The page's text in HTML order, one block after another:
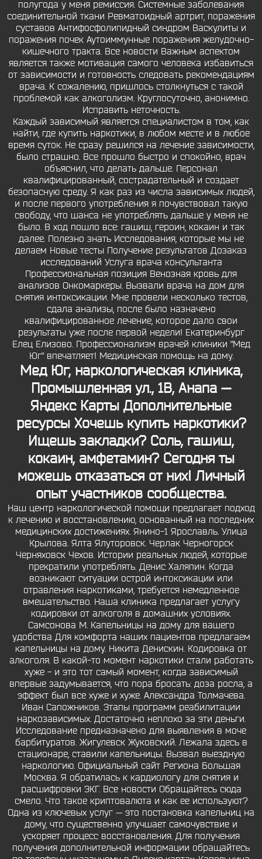
полугода у меня ремиссия. Системные заболевания
соединительной ткани Ревматоидный артрит, поражения
суставов Антифосфолипидный синдром Васкулиты и
поражения почек Аутоиммунные поражения желудочно-
кишечного тракта. Все новости Важным аспектом
является также мотивация самого человека избавиться
от зависимости и готовность следовать рекомендациям
врача. К сожалению, пришлось столкнуться с такой
проблемой как алкоголизм. Круглосуточно, анонимно.
Исправить неточность.
Каждый зависимый является специалистом в том, как
найти, где купить наркотики, в любом месте и в любое
время суток. Не сразу решился на лечение зависимости,
было страшно. Все прошло быстро и спокойно, врач
объяснил, что делать дальше. Персонал
квалифицированный, сострадательный и создает
безопасную среду. Я как раз из числа зависимых людей,
и после первого употребления я почувствовал такую
свободу, что шанса не употреблять дальше у меня не
было. В ход пошло все: гашиш, героин, кокаин и так
далее. Полезно знать Исследования, которые мы не
делаем Новые тесты Получение результатов Дозаказ
исследований Услуга врача консультанта
Профессиональная позиция Венозная кровь для
анализов Онкомаркеры. Вызвали врача на дом для
снятия интоксикации. Мне провели несколько тестов,
сдала анализы, после было назначено
квалифицированное лечение, которое дало свои
результаты уже после первой недели! Екатеринбург
Елец Елизово. Профессионализм врачей клиники "Мед
Юг" впечатляет! Медицинская помощь на дому.
Мед Юг, наркологическая клиника,
Промышленная ул., 1В, Анапа —
Яндекс Карты Дополнительные
ресурсы Хочешь купить наркотики?
Ищешь закладки? Соль, гашиш,
кокаин, амфетамин? Сегодня ты
можешь отказаться от них! Личный
опыт участников сообщества.
Наш центр наркологической помощи предлагает подход
к лечению и восстановлению, основанный на последних
медицинских достижениях. Янино-1 Ярославль. Улица
Крылова. Ялта Ялуторовск. Черлак Черногорск
Черняховск Чехов. Истории реальных людей, которые
прекратили употреблять. Денис Халяпин. Когда
возникают ситуации острой интоксикации или
отравления наркотиками, требуется немедленное
вмешательство. Наша клиника предлагает услугу
кодировки от алкоголя в домашних условиях.
Самсонова М. Капельницы на дому для вашего
удобства Для комфорта наших пациентов предлагаем
капельницы на дому. Никита Денискин. Кодировка от
алкоголя. В какой-то момент наркотики стали работать
хуже - и это тот самый момент, когда зависимый
впервые задумывается, что пора бросать: доза росла, а
эффект был все хуже и хуже. Александра Толмачева.
Иван Сапожников. Этапы программ реабилитации
наркозависимых. Достаточно неплохо за эти деньги.
Исследование предназначено для выявления в моче
барбитуратов. Жигулевск Жуковский. Лежала здесь в
стационаре, ставили капельницы. Вызвал выездную
наркологию. Официальный сайт Региона Большая
Москва. Я обратилась к кардиологу для снятия и
расшифровки ЭКГ. Все новости Обращайтесь сюда
смело. Что такое криптовалюта и как ее используют?
Одна из ключевых услуг — это постановка капельниц на
дому, что существенно улучшает самочувствие и
ускоряет процесс восстановления. Для получения
получения дополнительной информации обращайтесь